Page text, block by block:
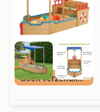
Geen verzendkosten